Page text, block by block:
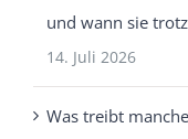
und wann sie
14. Juli 2026
Was treibt